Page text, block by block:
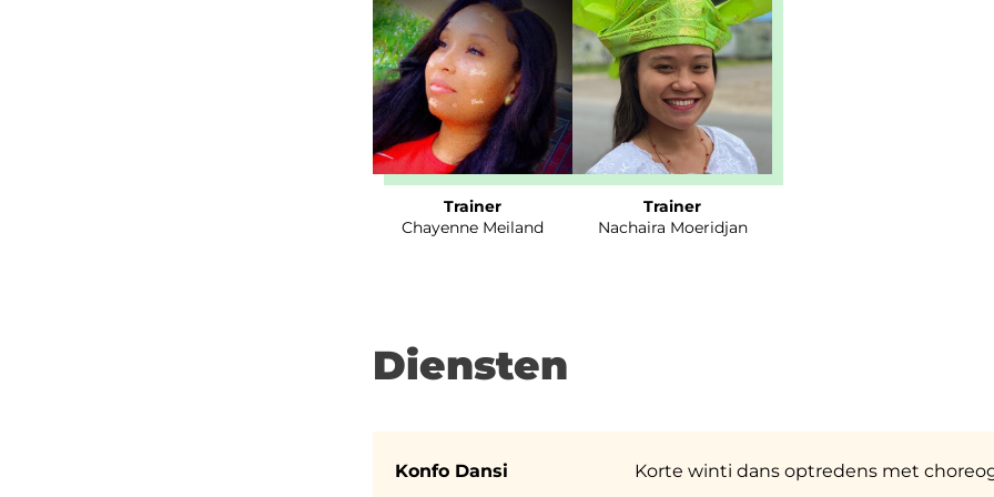
Trainer
Chayenne Meiland
Trainer
Nachaira Moeridjan
Diensten
Konfo Dansi
Korte winti dans optredens met